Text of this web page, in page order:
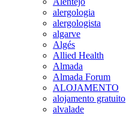
alergologia
alergologista
algarve
Algés
Allied Health
Almada
Almada Forum
ALOJAMENTO
alojamento gratuito
alvalade